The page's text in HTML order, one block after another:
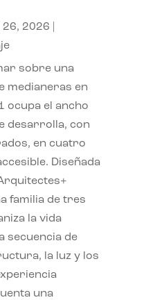
26, 2026
sobre una
medianeras en
ocupa el ancho
desarrolla, con
en cuatro
Diseñada
familia de tres
la vida
secuencia de
la luz y los
una